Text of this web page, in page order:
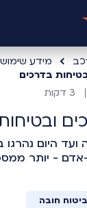
מידע
בדרכים
3 דקות
היום נהרגו
בני-אדם -
ביטוח חובה